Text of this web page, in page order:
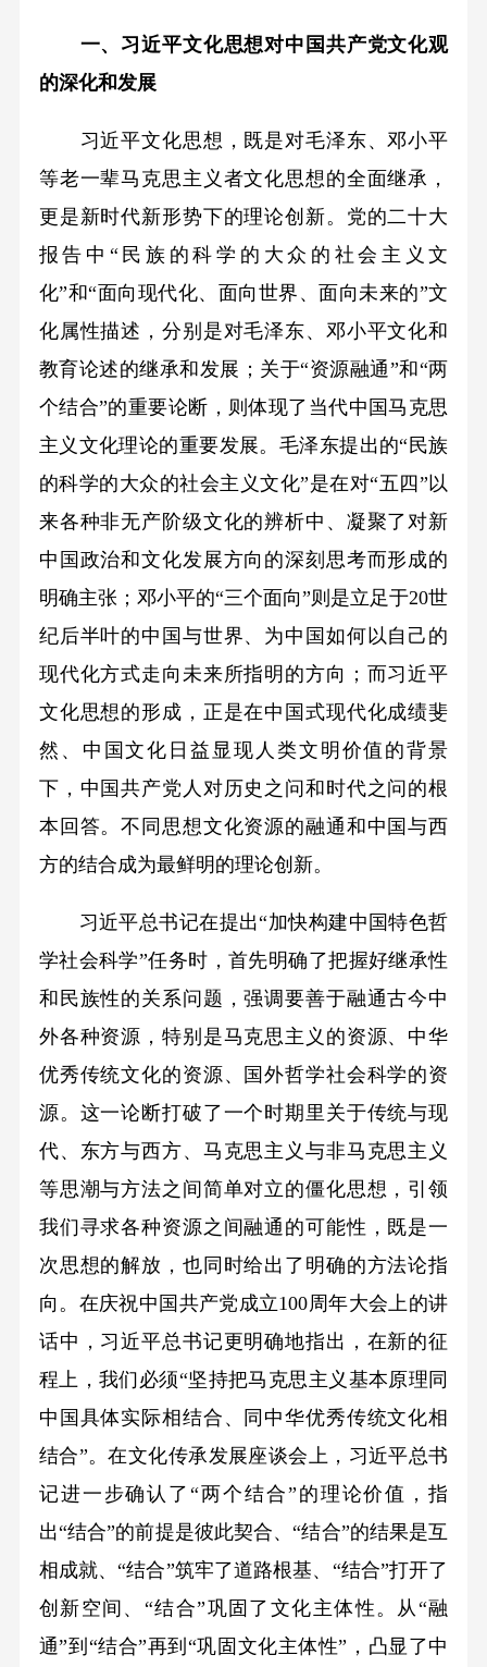
一、习近平文化思想对中国共产党文化观
的深化和发展
习近平文化思想，既是对毛泽东、邓小平
等老一辈马克思主义者文化思想的全面继承，
更是新时代新形势下的理论创新。党的二十大
报告中“民族的科学的大众的社会主义文
化”和“面向现代化、面向世界、面向未来的”文
化属性描述，分别是对毛泽东、邓小平文化和
教育论述的继承和发展；关于“资源融通”和“两
个结合”的重要论断，则体现了当代中国马克思
主义文化理论的重要发展。毛泽东提出的“民族
的科学的大众的社会主义文化”是在对“五四”以
来各种非无产阶级文化的辨析中、凝聚了对新
中国政治和文化发展方向的深刻思考而形成的
明确主张；邓小平的“三个面向”则是立足于20世
纪后半叶的中国与世界、为中国如何以自己的
现代化方式走向未来所指明的方向；而习近平
文化思想的形成，正是在中国式现代化成绩斐
然、中国文化日益显现人类文明价值的背景
下，中国共产党人对历史之问和时代之问的根
本回答。不同思想文化资源的融通和中国与西
方的结合成为最鲜明的理论创新。
习近平总书记在提出“加快构建中国特色哲
学社会科学”任务时，首先明确了把握好继承性
和民族性的关系问题，强调要善于融通古今中
外各种资源，特别是马克思主义的资源、中华
优秀传统文化的资源、国外哲学社会科学的资
源。这一论断打破了一个时期里关于传统与现
代、东方与西方、马克思主义与非马克思主义
等思潮与方法之间简单对立的僵化思想，引领
我们寻求各种资源之间融通的可能性，既是一
次思想的解放，也同时给出了明确的方法论指
向。在庆祝中国共产党成立100周年大会上的讲
话中，习近平总书记更明确地指出，在新的征
程上，我们必须“坚持把马克思主义基本原理同
中国具体实际相结合、同中华优秀传统文化相
结合”。在文化传承发展座谈会上，习近平总书
记进一步确认了“两个结合”的理论价值，指
出“结合”的前提是彼此契合、“结合”的结果是互
相成就、“结合”筑牢了道路根基、“结合”打开了
创新空间、“结合”巩固了文化主体性。从“融
通”到“结合”再到“巩固文化主体性”，凸显了中